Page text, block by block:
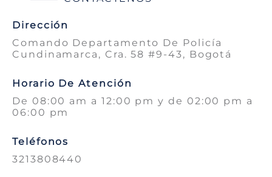
Dirección
Comando Departamento De Policía
Cundinamarca, Cra. 58 #9-43, Bogotá
Horario De Atención
De 08:00 am a 12:00 pm y de 02:00 pm a
06:00 pm
Teléfonos
3213808440